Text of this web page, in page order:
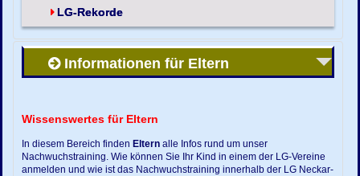
LG-Rekorde
Informationen für Eltern
Wissenswertes für Eltern
In diesem Bereich finden Eltern alle Infos rund um unser
Nachwuchstraining. Wie können Sie Ihr Kind in einem der LG-Vereine
anmelden und wie ist das Nachwuchstraining innerhalb der LG Neckar-